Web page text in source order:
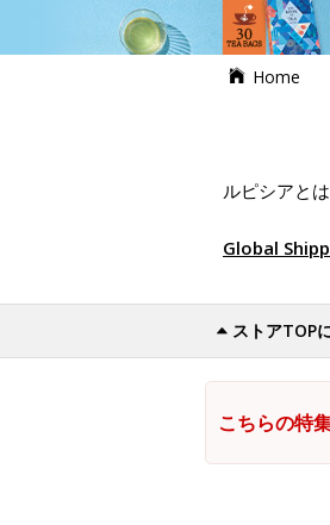
Home
ルピシアとは
Global
ストアTOP
こちらの特